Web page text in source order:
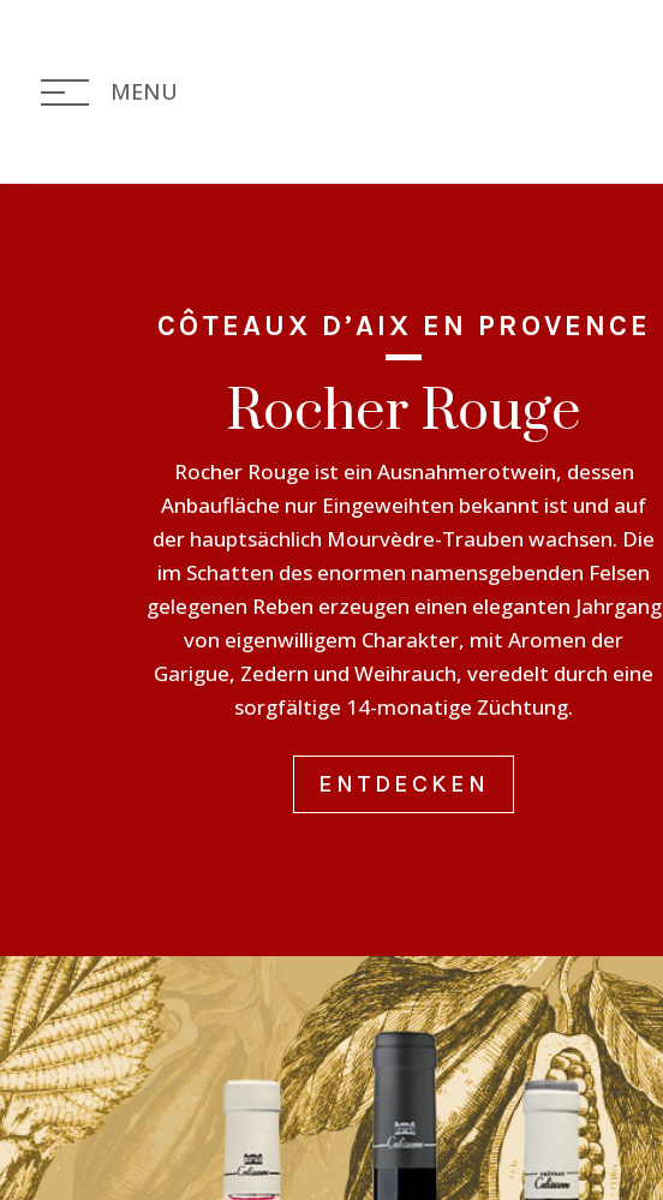
MENU
CÔTEAUX D’AIX EN PROVENCE
Rocher Rouge
Rocher Rouge ist ein Ausnahmerotwein, dessen
Anbaufläche nur Eingeweihten bekannt ist und auf
der hauptsächlich Mourvèdre-Trauben wachsen. Die
im Schatten des enormen namensgebenden Felsen
gelegenen Reben erzeugen einen eleganten Jahrgang
von eigenwilligem Charakter, mit Aromen der
Garigue, Zedern und Weihrauch, veredelt durch eine
sorgfältige 14-monatige Züchtung.
ENTDECKEN